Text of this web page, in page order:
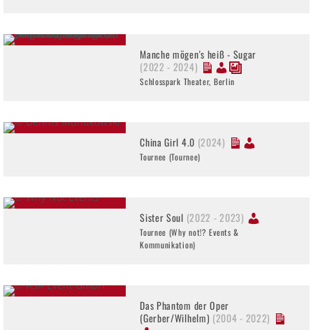
Manche mögen's heiß - Sugar
(2022 - 2024)
Schlosspark Theater, Berlin
China Girl 4.0 (2024)
Tournee (Tournee)
Sister Soul (2022 - 2023)
Tournee (Why not!? Events &
Kommunikation)
Das Phantom der Oper
(Gerber/Wilhelm) (2004 - 2022)